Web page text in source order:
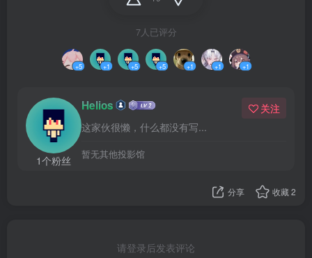
7人已评分
+5 +1 +5 +5 +1 +1 +1
1个粉丝
Helios
这家伙很懒，什么都没有写...
关注
暂无其他投影馆
分享 收藏2
请登录后发表评论